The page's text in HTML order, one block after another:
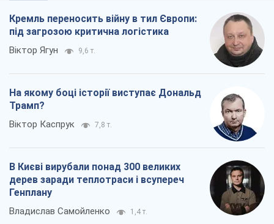
Кремль переносить війну в тил Європи:
під загрозою критична логістика
Віктор Ягун 9,6 т.
На якому боці історії виступає Дональд
Трамп?
Віктор Каспрук 7,8 т.
В Києві вирубали понад 300 великих
дерев заради теплотраси і всупереч
Генплану
Владислав Самойленко 1,4 т.